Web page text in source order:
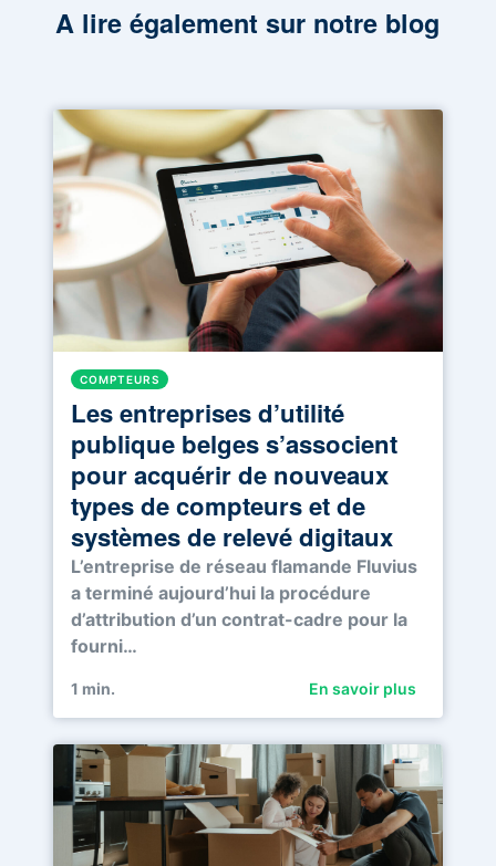
A lire également sur notre blog
COMPTEURS
Les entreprises d’utilité
publique belges s’associent
pour acquérir de nouveaux
types de compteurs et de
systèmes de relevé digitaux
L’entreprise de réseau flamande Fluvius
a terminé aujourd’hui la procédure
d’attribution d’un contrat-cadre pour la
fourni…
1 min. En savoir plus